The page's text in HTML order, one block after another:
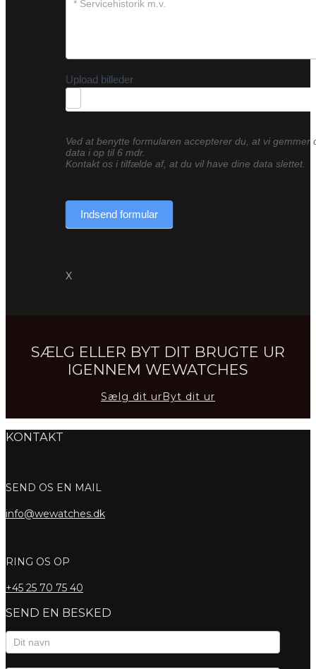
Upload billeder
Ved at benytte formularen accepterer du, at vi gemmer
data i op til 6 mdr.
Kontakt os i tilfælde af, at du vil have dine data slettet.
Indsend formular
X
SÆLG ELLER BYT DIT BRUGTE UR
IGENNEM WEWATCHES
Sælg dit urByt dit ur
KONTAKT
SEND OS EN MAIL
info@wewatches.dk
RING OS OP
+45 25 70 75 40
SEND EN BESKED
Kontaktformular